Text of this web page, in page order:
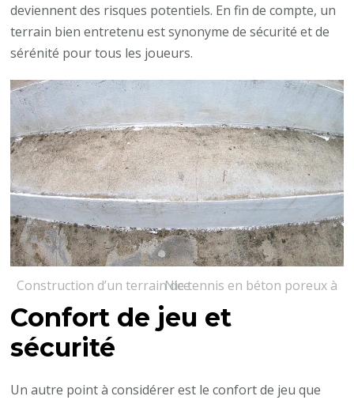
deviennent des risques potentiels. En fin de compte, un
terrain bien entretenu est synonyme de sécurité et de
sérénité pour tous les joueurs.
Construction d’un terrain de tennis en béton poreux à Nice
Confort de jeu et
sécurité
Un autre point à considérer est le confort de jeu que